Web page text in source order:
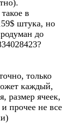
в
штука, но
до
только
каждый,
размер ячеек,
прочее не все